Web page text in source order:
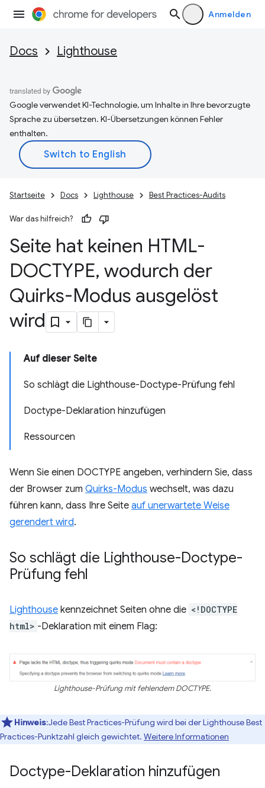
Anmelden
Docs Lighthouse
Google verwendet KI-Technologie, um Inhalte in Ihre bevorzugte
Sprache zu übersetzen. KI-Übersetzungen können Fehler
enthalten.
Startseite Docs Lighthouse Best Practices-Audits
War das hilfreich?
Seite hat keinen HTML-
DOCTYPE, wodurch der
Quirks-Modus ausgelöst
wird
Auf dieser Seite
So schlägt die Lighthouse-Doctype-Prüfung fehl
Doctype-Deklaration hinzufügen
Ressourcen
Wenn Sie einen DOCTYPE angeben, verhindern Sie, dass
der Browser zum Quirks-Modus wechselt, was dazu
führen kann, dass Ihre Seite auf unerwartete Weise
gerendert wird.
So schlägt die Lighthouse-Doctype-
Prüfung fehl
Lighthouse kennzeichnet Seiten ohne die <!DOCTYPE
html> -Deklaration mit einem Flag:
Lighthouse-Prüfung mit fehlendem DOCTYPE.
Hinweis:Jede Best Practices-Prüfung wird bei der Lighthouse Best
Practices-Punktzahl gleich gewichtet. Weitere Informationen
Doctype-Deklaration hinzufügen